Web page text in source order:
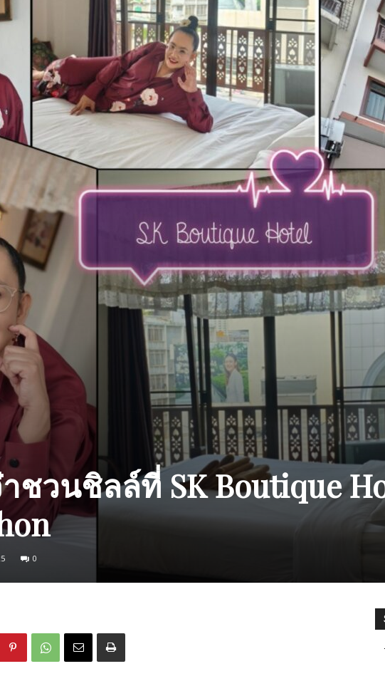
ชวนชิลล์ที่ SK Boutique
0